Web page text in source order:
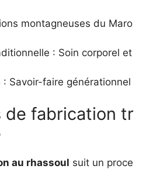
montagneuses du Maro
: Soin corporel et
: Savoir-faire générationnel
de fabrication tr
au rhassoul suit un proce